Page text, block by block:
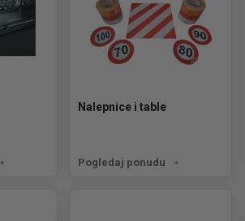
Nalepnice i table
Pogledaj ponudu